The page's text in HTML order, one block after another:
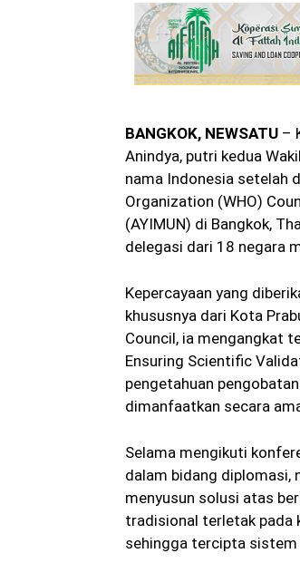
BANGKOK, NEWSATU –
Anindya, putri kedua
nama Indonesia setelah
Organization (WHO)
(AYIMUN) di Bangkok,
delegasi dari 18 negara
Kepercayaan yang
khususnya dari Kota
Council, ia mengangkat
Ensuring Scientific
pengetahuan
dimanfaatkan secara
Selama mengikuti
dalam bidang diplomasi,
menyusun solusi atas
tradisional terletak pada
sehingga tercipta